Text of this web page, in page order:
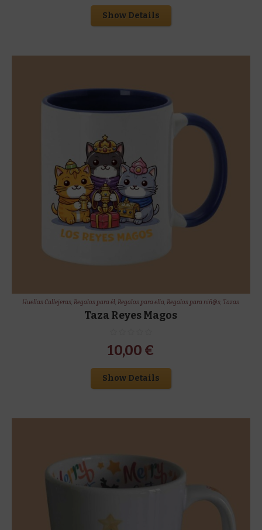
Show Details
Huellas Callejeras,Regalos para él,Regalos para ella,Regalos para niñ@s, Tazas
Taza Reyes Magos
10,00 €
Show Details